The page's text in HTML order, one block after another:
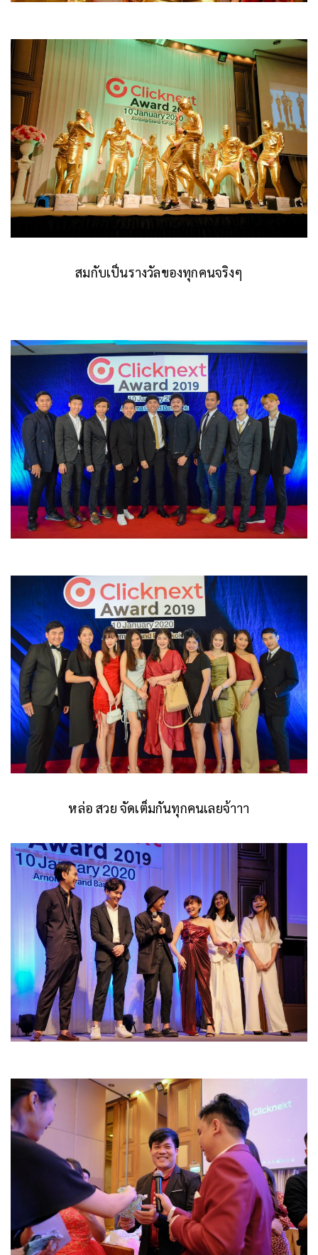
สมกับเป็นรางวัลของทุกคนจริงๆ
หล่อ สวย จัดเต็มกันทุกคนเลยจ้าาา